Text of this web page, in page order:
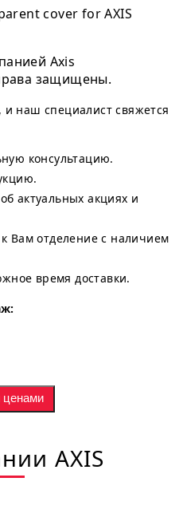
cover for AXIS
Axis
защищены.
и наш специалист свяжется
консультацию.
актуальных акциях и
Вам отделение с наличием
время доставки.
ценами
AXIS